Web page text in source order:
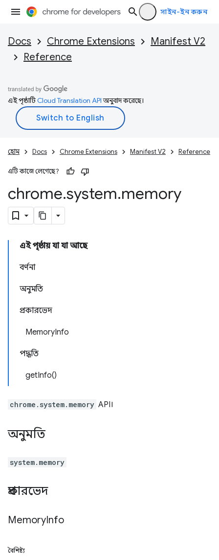
সাইন-ইন করুন
Docs Chrome Extensions
Manifest V2
Reference
এই পৃষ্ঠাটিCloud Translation APIঅনুবাদ করেছে।
হোম Docs Chrome Extensions Manifest V2 Reference
এটি কাজে লেগেছে?
chrome.system.memory
এই পৃষ্ঠায় যা যা আছে
বর্ণনা
অনুমতি
প্রকারভেদ
MemoryInfo
পদ্ধতি
getInfo()
chrome.system.memory API।
অনুমতি
system.memory
প্রকারভেদ
MemoryInfo
বৈশিষ্ট্য